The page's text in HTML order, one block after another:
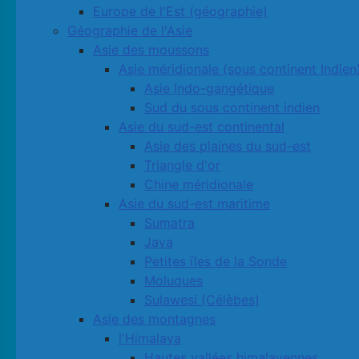
Europe de l'Est (géographie)
Géographie de l'Asie
Asie des moussons
Asie méridionale (sous continent
Asie Indo-gangétique
Sud du sous continent indien
Asie du sud-est continental
Asie des plaines du sud-est
Triangle d'or
Chine méridionale
Asie du sud-est maritime
Sumatra
Java
Petites ïles de la Sonde
Moluques
Sulawesi (Célèbes)
Asie des montagnes
l'Himalaya